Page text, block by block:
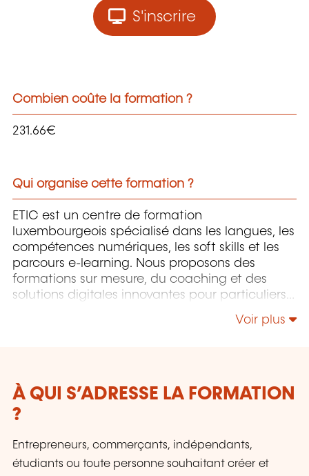
S'inscrire
Combien coûte la formation ?
231.66€
Qui organise cette formation ?
ETIC est un centre de formation
luxembourgeois spécialisé dans les langues, les
compétences numériques, les soft skills et les
parcours e-learning. Nous proposons des
formations sur mesure, du coaching et des
solutions digitales innovantes pour particuliers
Voir plus
À QUI S’ADRESSE LA FORMATION
?
Entrepreneurs, commerçants, indépendants,
étudiants ou toute personne souhaitant créer et